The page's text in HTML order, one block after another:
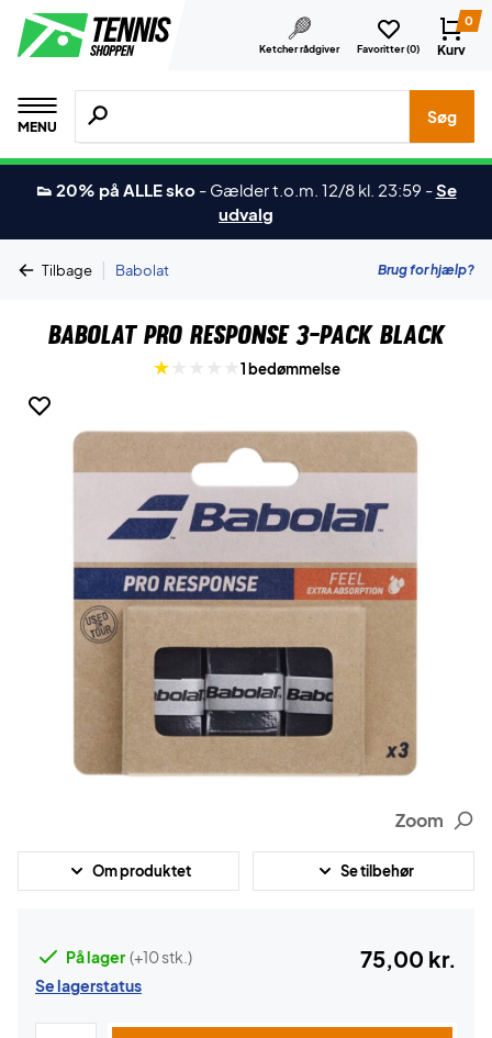
Ketcher rådgiver Favoritter (0)
0
Kurv
MENU
Søg efter produkter, mærker etc.
Søg
👟 20% på ALLE sko - Gælder t.o.m. 12/8 kl. 23:59 -Se
udvalg
Tilbage | Babolat Brug for hjælp?
Babolat Pro Response 3-Pack Black
1 bedømmelse
Zoom
Om produktet Se tilbehør
På lager (+10 stk.)
Se lagerstatus
75,00 kr.